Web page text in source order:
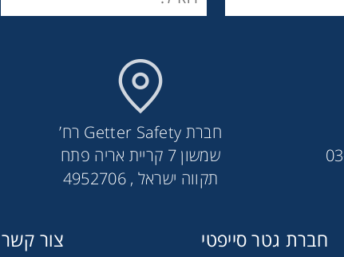
חברת Getter Safety רח’
שמשון 7 קריית אריה פתח
תקווה ישראל , 4952706
חברת גטר סייפטי צור קשר
פילטר ABEK2P3 RD40 CIRES